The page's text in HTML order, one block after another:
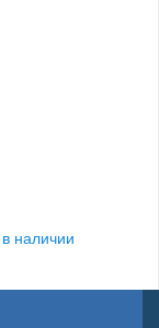
наличии